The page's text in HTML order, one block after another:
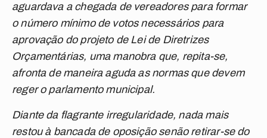
aguardava a chegada de vereadores para formar
o número mínimo de votos necessários para
aprovação do projeto de Lei de Diretrizes
Orçamentárias, uma manobra que, repita-se,
afronta de maneira aguda as normas que devem
reger o parlamento municipal.
Diante da flagrante irregularidade, nada mais
restou à bancada de oposição senão retirar-se do